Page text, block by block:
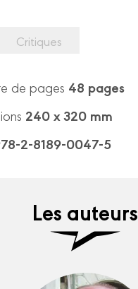
Critiques
de pages 48 pages
240 x 320 mm
2-8189-0047-5
Les auteurs